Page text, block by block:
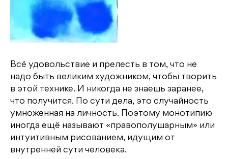
Всё удовольствие и прелесть в том, что не
надо быть великим художником, чтобы творить
в этой технике. И никогда не знаешь заранее,
что получится. По сути дела, это случайность
умноженная на личность. Поэтому монотипию
иногда ещё называют «правополушарным» или
интуитивным рисованием, идущим от
внутренней сути человека.